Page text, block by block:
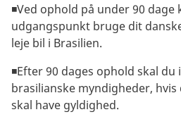
◾Ved ophold på under 90 dage
udgangspunkt bruge dit
leje bil i Brasilien.
◾Efter 90 dages ophold skal
brasilianske myndigheder,
skal have gyldighed.